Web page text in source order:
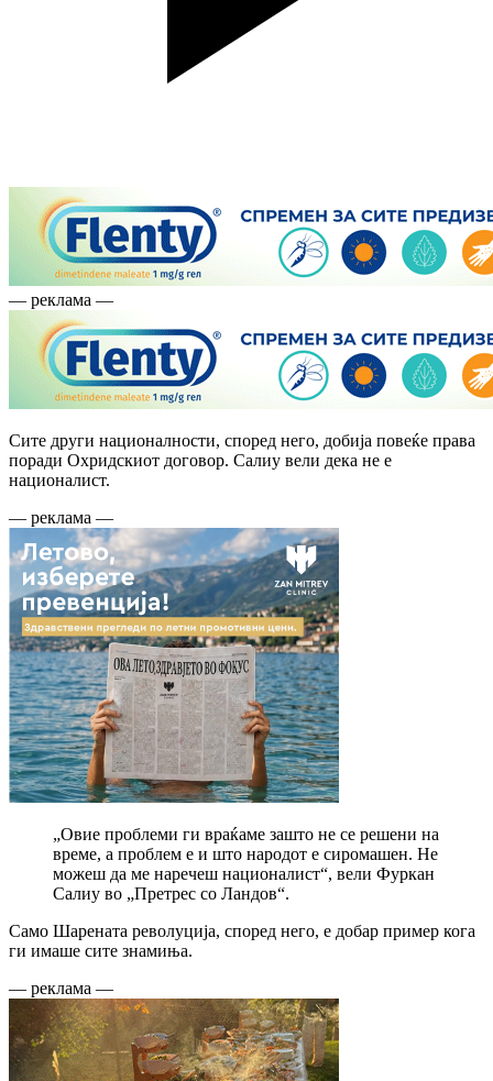
— реклама —
Сите други националности, според него, добија повеќе права
поради Охридскиот договор. Салиу вели дека не е
националист.
— реклама —
„Овие проблеми ги враќаме зашто не се решени на
време, а проблем е и што народот е сиромашен. Не
можеш да ме наречеш националист“, вели Фуркан
Салиу во „Претрес со Ландов“.
Само Шарената револуција, според него, е добар пример кога
ги имаше сите знамиња.
— реклама —